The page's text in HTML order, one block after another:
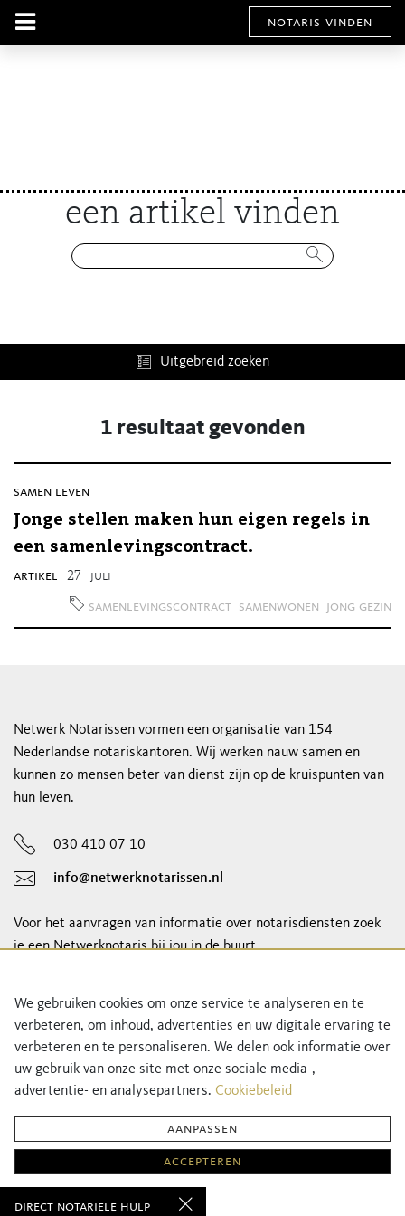
We gebruiken cookies om onze service te analyseren en te
verbeteren, om inhoud, advertenties en uw digitale ervaring te
verbeteren en te personaliseren. We delen ook informatie over
uw gebruik van onze site met onze sociale media-,
advertentie- en analysepartners. Cookiebeleid
aanpassen
accepteren
notaris vinden
een artikel vinden
Uitgebreid zoeken
1 resultaat gevonden
samen leven
Jonge stellen maken hun eigen regels in
een samenlevingscontract.
artikel 27 juli
samenlevingscontract samenwonen jong gezin
Netwerk Notarissen vormen een organisatie van 154
Nederlandse notariskantoren. Wij werken nauw samen en
kunnen zo mensen beter van dienst zijn op de kruispunten van
hun leven.
030 410 07 10
info@netwerknotarissen.nl
Voor het aanvragen van informatie over notarisdiensten zoek
je een Netwerknotaris bij jou in de buurt.
notaris vinden
Schrijf je in voor onze nieuwsbrief!
Privacyverklaring Cookiebeleid
direct notariële hulp